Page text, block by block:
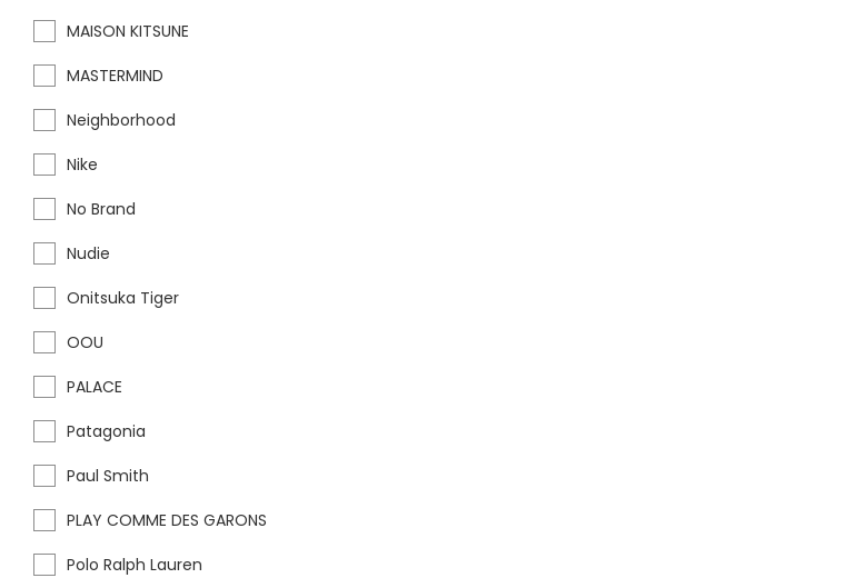
MAISON KITSUNE
MASTERMIND
Neighborhood
Nike
No Brand
Nudie
Onitsuka Tiger
OOU
PALACE
Patagonia
Paul Smith
PLAY COMME DES GARONS
Polo Ralph Lauren